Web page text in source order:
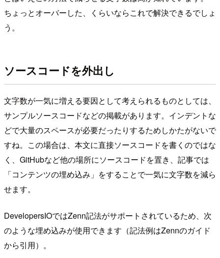
ちょっとオーバーした、くらいならこれで解決できるでしょ
う。
ソースコードを外出し
文字数が一気に増える要因として考えられるものとしては、
サンプルソースコードなどの掲載があります。インデントな
どで大量のスペースが必要だったりするためしかたがないで
すね。この場合は、本文に直接ソースコードを書くのではな
く、GitHubなど他の場所にソースコードを置き、記事では
「コンテンツの埋め込み」をすることで一気に文字数を減ら
せます。
DevelopersIOではZenn記法がサポートされているため、次
のような埋め込みが使用できます（記法例はZennのガイド
から引用）。